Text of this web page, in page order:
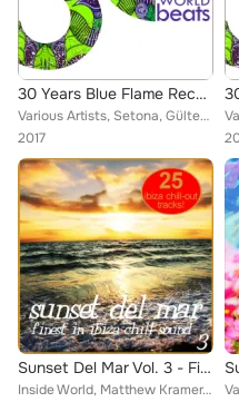
30 Years Blue Flame Records: World Beats
Various Artists, Setona, Gültekin Khan, MARABOUTS, Suthukazi Arosi, Agua Loca, Brother Resistance, Cosmic Orient, Sigi Finkel & ...
2017
Sunset Del Mar Vol. 3 - Finest In Ibiza Chill
Inside World, Matthew Kramer, Sebastian Fuhrmann, Land Ends, Satyric Mind, T-Moe, Mannel, Gerrit van der Meer, King Midas, Windo...